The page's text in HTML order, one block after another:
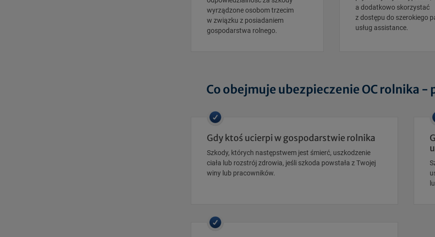
wyrządzone osobom trzecim
w związku z posiadaniem
gospodarstwa rolnego.
a dodatkowo skorzystać
z dostępu do szerokiego
usług assistance.
Co obejmuje ubezpieczenie OC rolnika -
Gdy ktoś ucierpi w gospodarstwie rolnika
Szkody, których następstwem jest śmierć, uszkodzenie
ciała lub rozstrój zdrowia, jeśli szkoda powstała z Twojej
winy lub pracowników.